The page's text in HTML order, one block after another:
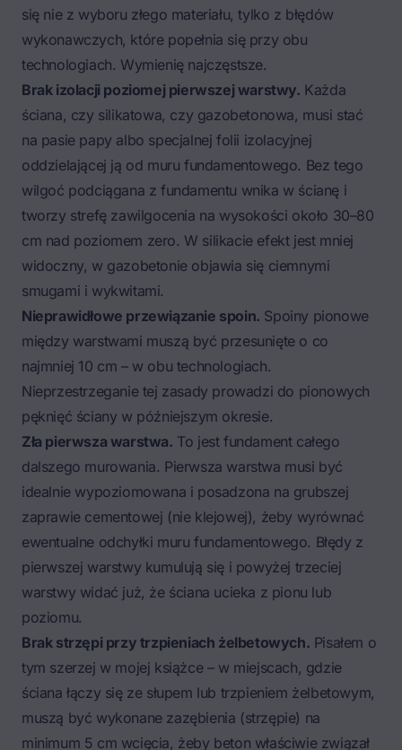
się nie z wyboru złego materiału, tylko z błędów
wykonawczych, które popełnia się przy obu
technologiach. Wymienię najczęstsze.
Brak izolacji poziomej pierwszej warstwy. Każda
ściana, czy silikatowa, czy gazobetonowa, musi stać
na pasie papy albo specjalnej folii izolacyjnej
oddzielającej ją od muru fundamentowego. Bez tego
wilgoć podciągana z fundamentu wnika w ścianę i
tworzy strefę zawilgocenia na wysokości około 30–80
cm nad poziomem zero. W silikacie efekt jest mniej
widoczny, w gazobetonie objawia się ciemnymi
smugami i wykwitami.
Nieprawidłowe przewiązanie spoin. Spoiny pionowe
między warstwami muszą być przesunięte o co
najmniej 10 cm – w obu technologiach.
Nieprzestrzeganie tej zasady prowadzi do pionowych
pęknięć ściany w późniejszym okresie.
Zła pierwsza warstwa. To jest fundament całego
dalszego murowania. Pierwsza warstwa musi być
idealnie wypoziomowana i posadzona na grubszej
zaprawie cementowej (nie klejowej), żeby wyrównać
ewentualne odchyłki muru fundamentowego. Błędy z
pierwszej warstwy kumulują się i powyżej trzeciej
warstwy widać już, że ściana ucieka z pionu lub
poziomu.
Brak strzępi przy trzpieniach żelbetowych. Pisałem o
tym szerzej w mojej książce – w miejscach, gdzie
ściana łączy się ze słupem lub trzpieniem żelbetowym,
muszą być wykonane zazębienia (strzępie) na
minimum 5 cm wcięcia, żeby beton właściwie związał